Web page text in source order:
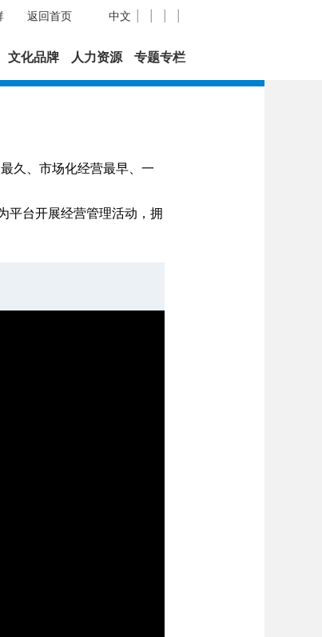
中文
返回首页
文化品牌 人力资源 专题专栏
久、市场化经营最早、一
平台开展经营管理活动，拥